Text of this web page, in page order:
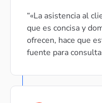
«La asistencia al
que es concisa y
ofrecen, hace que
fuente para